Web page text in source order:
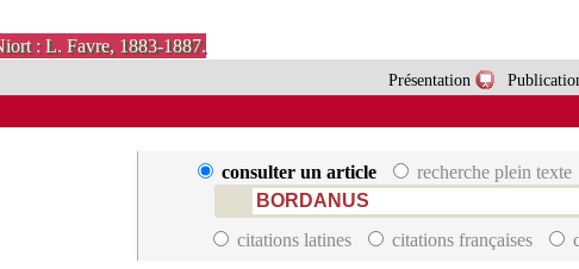
: L. Favre, 1883-1887.
Présentation
consulter un article recherche plein texte
citations latines citations françaises